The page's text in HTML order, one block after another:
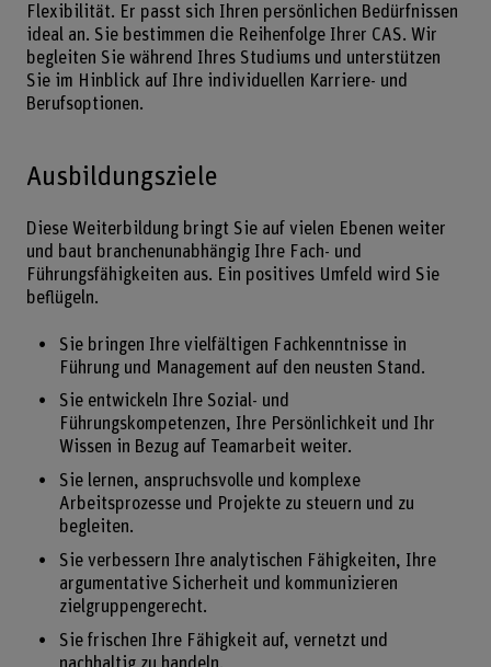
Flexibilität. Er passt sich Ihren persönlichen Bedürfnissen
ideal an. Sie bestimmen die Reihenfolge Ihrer CAS. Wir
begleiten Sie während Ihres Studiums und unterstützen
Sie im Hinblick auf Ihre individuellen Karriere- und
Berufsoptionen.
Ausbildungsziele
Diese Weiterbildung bringt Sie auf vielen Ebenen weiter
und baut branchenunabhängig Ihre Fach- und
Führungsfähigkeiten aus. Ein positives Umfeld wird Sie
beflügeln.
Sie bringen Ihre vielfältigen Fachkenntnisse in
Führung und Management auf den neusten Stand.
Sie entwickeln Ihre Sozial- und
Führungskompetenzen, Ihre Persönlichkeit und Ihr
Wissen in Bezug auf Teamarbeit weiter.
Sie lernen, anspruchsvolle und komplexe
Arbeitsprozesse und Projekte zu steuern und zu
begleiten.
Sie verbessern Ihre analytischen Fähigkeiten, Ihre
argumentative Sicherheit und kommunizieren
zielgruppengerecht.
Sie frischen Ihre Fähigkeit auf, vernetzt und
nachhaltig zu handeln.